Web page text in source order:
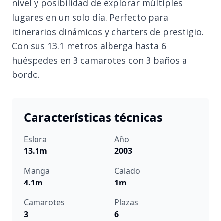
nivel y posibilidad de explorar múltiples
lugares en un solo día. Perfecto para
itinerarios dinámicos y charters de prestigio.
Con sus 13.1 metros alberga hasta 6
huéspedes en 3 camarotes con 3 baños a
bordo.
Características técnicas
Eslora
13.1m
Año
2003
Manga
4.1m
Calado
1m
Camarotes
3
Plazas
6